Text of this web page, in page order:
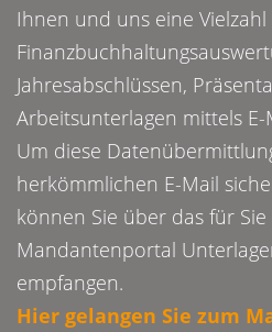
Ihnen und uns eine Vielzahl
Jahresabschlüssen,
Arbeitsunterlagen mittels
Um diese
herkömmlichen E-Mail
können Sie über das für
Mandantenportal
empfangen.
Hier gelangen Sie zum